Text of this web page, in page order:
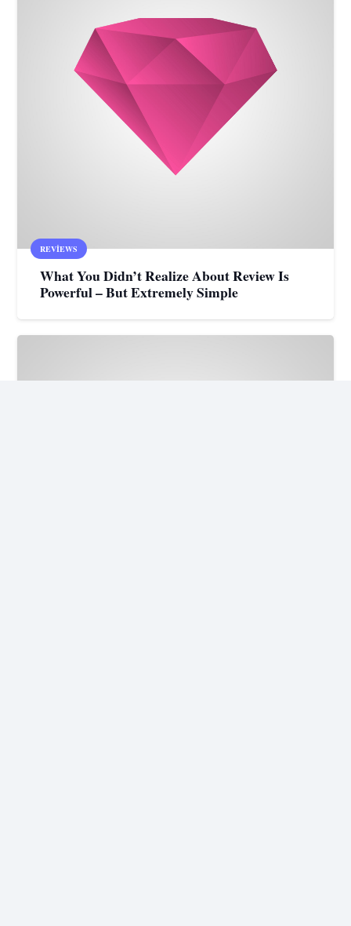
REVIEWS
What You Didn’t Realize About Review Is
Powerful – But Extremely Simple